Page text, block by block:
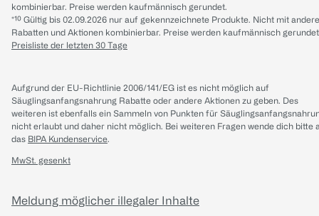
kombinierbar. Preise werden kaufmännisch gerundet.
*¹⁰ Gültig bis 02.09.2026 nur auf gekennzeichnete Produkte. Nicht mit
Rabatten und Aktionen kombinierbar. Preise werden kaufmännisch
Preisliste der letzten 30 Tage
Aufgrund der EU-Richtlinie 2006/141/EG ist es nicht möglich auf
Säuglingsanfangsnahrung Rabatte oder andere Aktionen zu geben. Des
weiteren ist ebenfalls ein Sammeln von Punkten für
nicht erlaubt und daher nicht möglich. Bei weiteren Fragen wende dich bitte
das BIPA Kundenservice.
MwSt. gesenkt
Meldung möglicher illegaler Inhalte